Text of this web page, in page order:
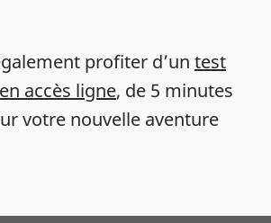
profiter d’un test
accès ligne, de 5 minutes
votre nouvelle aventure